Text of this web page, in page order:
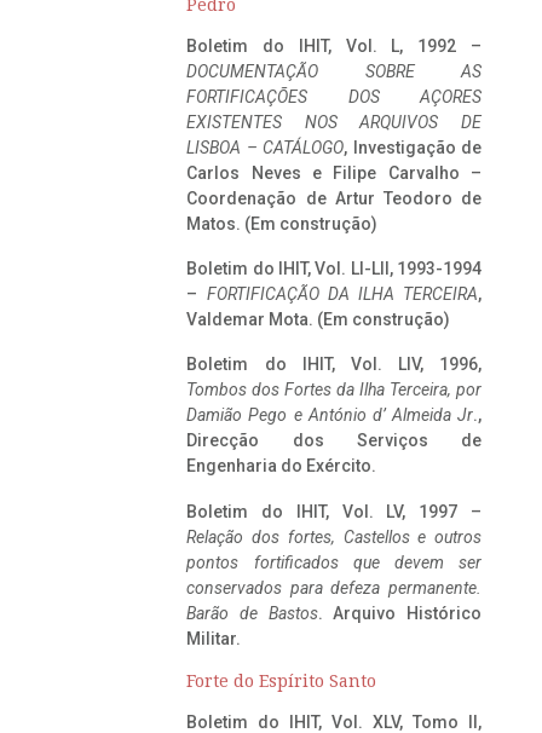
Pedro
Boletim do IHIT, Vol. L, 1992 –
DOCUMENTAÇÃO SOBRE AS
FORTIFICAÇÕES DOS AÇORES
EXISTENTES NOS ARQUIVOS DE
LISBOA – CATÁLOGO, Investigação de
Carlos Neves e Filipe Carvalho –
Coordenação de Artur Teodoro de
Matos. (Em construção)
Boletim do IHIT, Vol. LI-LII, 1993-1994
– FORTIFICAÇÃO DA ILHA TERCEIRA,
Valdemar Mota. (Em construção)
Boletim do IHIT, Vol. LIV, 1996,
Tombos dos Fortes da Ilha Terceira, por
Damião Pego e António d’ Almeida Jr.,
Direcção dos Serviços de
Engenharia do Exército.
Boletim do IHIT, Vol. LV, 1997 –
Relação dos fortes, Castellos e outros
pontos fortificados que devem ser
conservados para defeza permanente.
Barão de Bastos. Arquivo Histórico
Militar.
Forte do Espírito Santo
Boletim do IHIT, Vol. XLV, Tomo II,